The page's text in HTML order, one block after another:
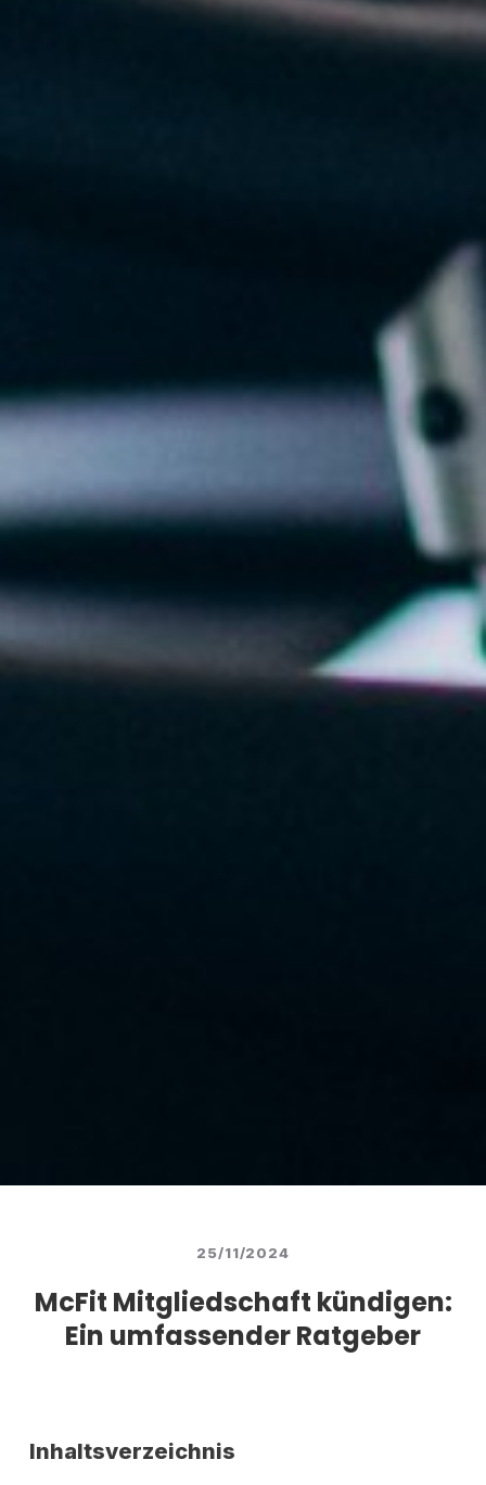
25/11/2024
McFit Mitgliedschaft kündigen:
Ein umfassender Ratgeber
Inhaltsverzeichnis